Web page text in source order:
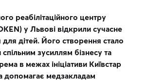
реабілітаційного центру
у Львові відкрили сучасне
для дітей. Його створення стало
зусиллям бізнесу та
в межах ініціативи Київстар
допомагає медзакладам